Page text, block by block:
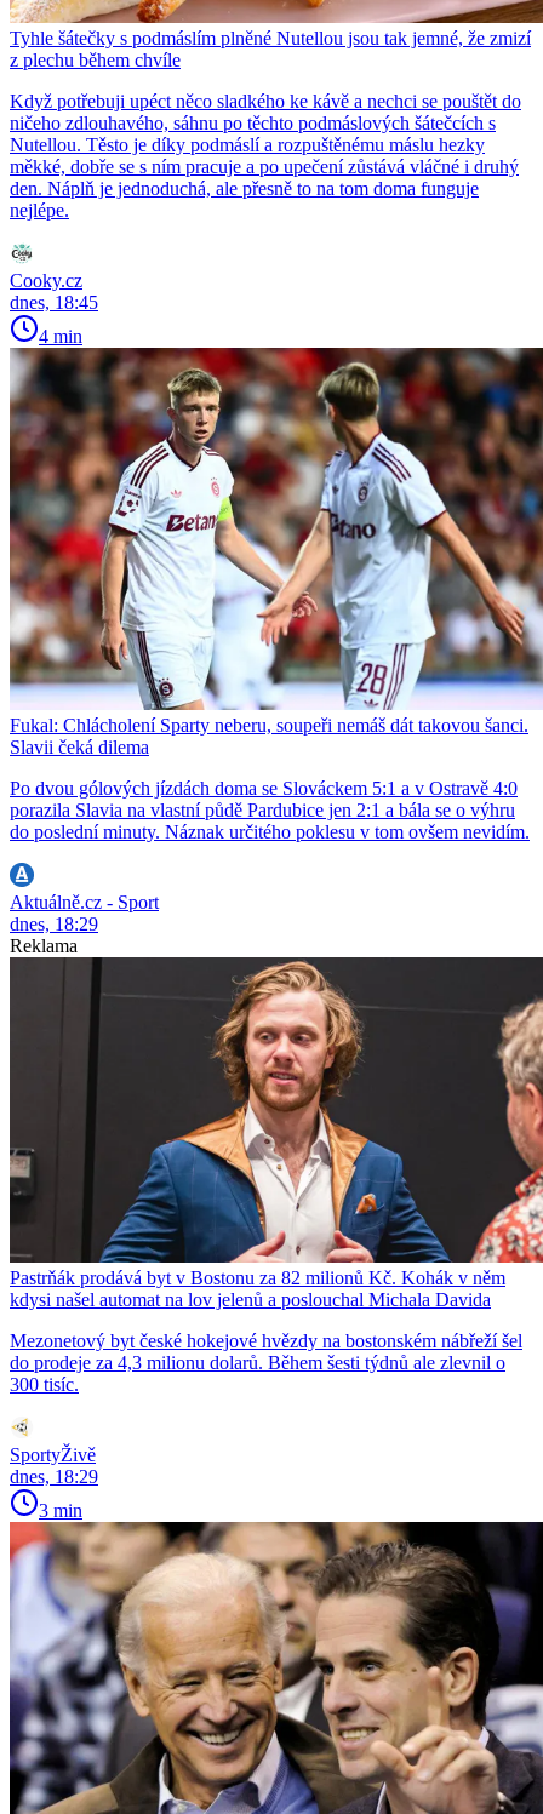
Tyhle šátečky s podmáslím plněné Nutellou jsou tak jemné, že zmizí
z plechu během chvíle
Když potřebuji upéct něco sladkého ke kávě a nechci se pouštět do
ničeho zdlouhavého, sáhnu po těchto podmáslových šátečcích s
Nutellou. Těsto je díky podmáslí a rozpuštěnému máslu hezky
měkké, dobře se s ním pracuje a po upečení zůstává vláčné i druhý
den. Náplň je jednoduchá, ale přesně to na tom doma funguje
nejlépe.
Cooky.cz
dnes, 18:45
4 min
Fukal: Chlácholení Sparty neberu, soupeři nemáš dát takovou šanci.
Slavii čeká dilema
Po dvou gólových jízdách doma se Slováckem 5:1 a v Ostravě 4:0
porazila Slavia na vlastní půdě Pardubice jen 2:1 a bála se o výhru
do poslední minuty. Náznak určitého poklesu v tom ovšem nevidím.
Aktuálně.cz - Sport
dnes, 18:29
Reklama
Pastrňák prodává byt v Bostonu za 82 milionů Kč. Kohák v něm
kdysi našel automat na lov jelenů a poslouchal Michala Davida
Mezonetový byt české hokejové hvězdy na bostonském nábřeží šel
do prodeje za 4,3 milionu dolarů. Během šesti týdnů ale zlevnil o
300 tisíc.
SportyŽivě
dnes, 18:29
3 min